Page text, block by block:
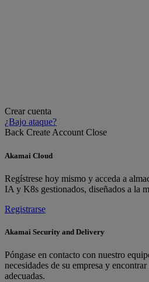
Crear cuenta
¿Bajo ataque?
Back Create Account Close
Akamai Cloud
Regístrese hoy mismo y acceda a
IA y K8s gestionados, diseñados a la
Registrarse
Akamai Security and Delivery
Póngase en contacto con nuestro
necesidades de su empresa y
adecuadas.